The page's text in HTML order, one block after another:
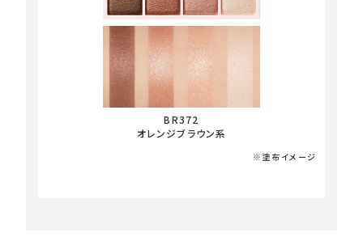
BR372
オレンジブラウン系
※塗布イメージ